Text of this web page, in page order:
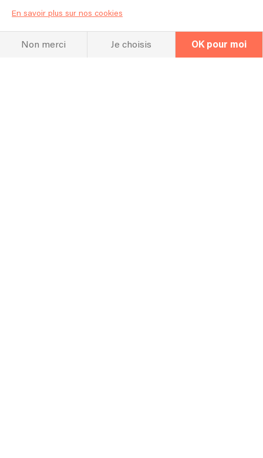
En savoir plus sur nos cookies
Non merci Je choisis OK pour moi